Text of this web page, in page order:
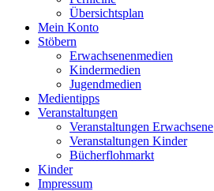
Übersichtsplan
Mein Konto
Stöbern
Erwachsenenmedien
Kindermedien
Jugendmedien
Medientipps
Veranstaltungen
Veranstaltungen Erwachsene
Veranstaltungen Kinder
Bücherflohmarkt
Kinder
Impressum